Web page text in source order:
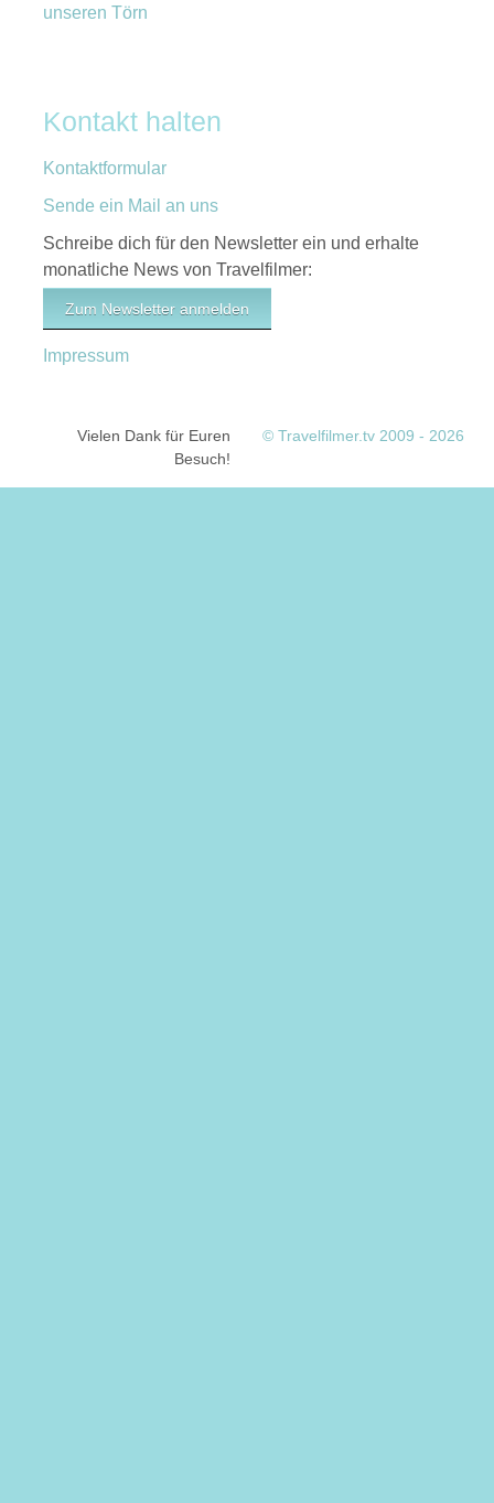
unseren Törn
Kontakt halten
Kontaktformular
Sende ein Mail an uns
Schreibe dich für den Newsletter ein und erhalte
monatliche News von Travelfilmer:
Zum Newsletter anmelden
Impressum
Vielen Dank für Euren
Besuch!
© Travelfilmer.tv 2009 - 2026